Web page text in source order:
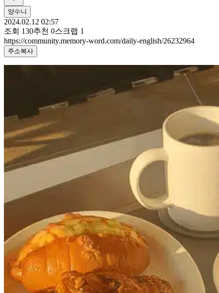
양수니
2024.02.12 02:57
조회 130추천 0스크랩 1
https://community.memory-word.com/daily-english/26232964
주소복사